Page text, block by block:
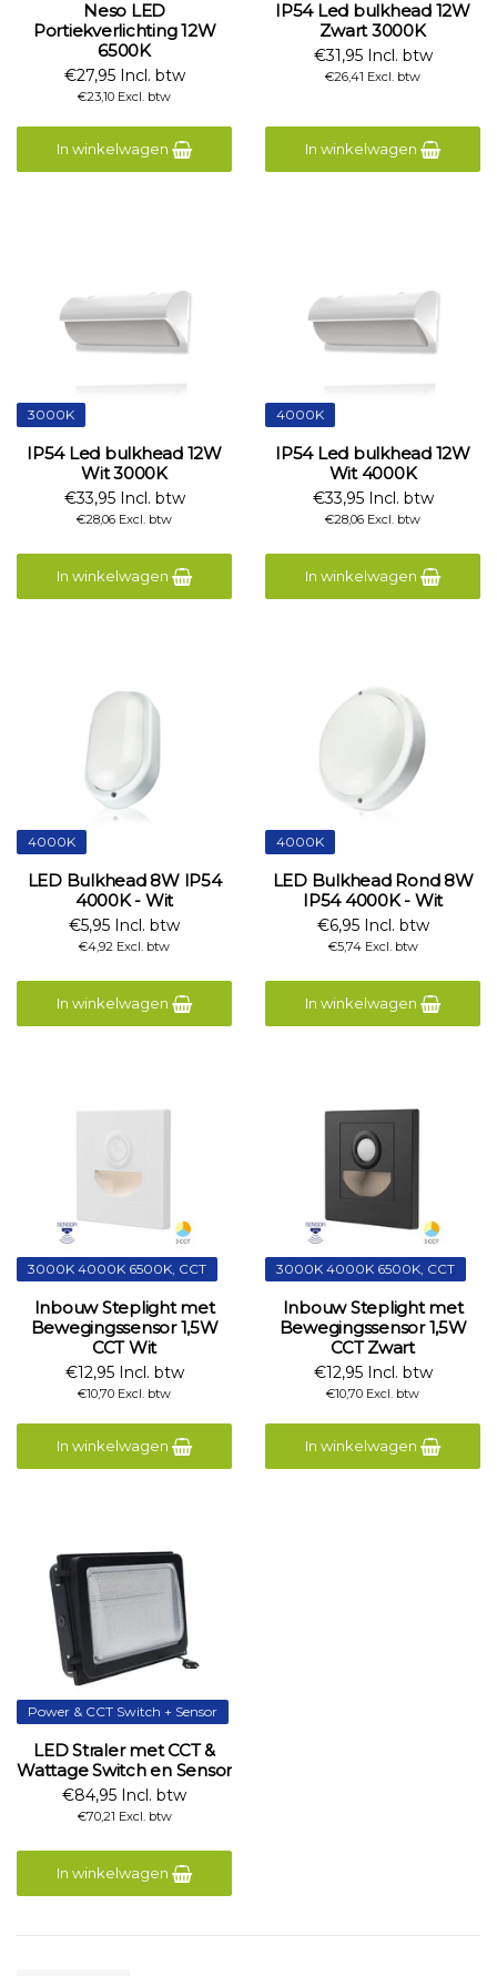
Neso LED
Portiekverlichting 12W
6500K
€27,95 Incl. btw
€23,10 Excl. btw
In winkelwagen
IP54 Led bulkhead 12W
Zwart 3000K
€31,95 Incl. btw
€26,41 Excl. btw
In winkelwagen
3000K
IP54 Led bulkhead 12W
Wit 3000K
€33,95 Incl. btw
€28,06 Excl. btw
In winkelwagen
4000K
IP54 Led bulkhead 12W
Wit 4000K
€33,95 Incl. btw
€28,06 Excl. btw
In winkelwagen
4000K
LED Bulkhead 8W IP54
4000K - Wit
€5,95 Incl. btw
€4,92 Excl. btw
In winkelwagen
4000K
LED Bulkhead Rond 8W
IP54 4000K - Wit
€6,95 Incl. btw
€5,74 Excl. btw
In winkelwagen
3000K 4000K 6500K, CCT
Inbouw Steplight met
Bewegingssensor 1,5W
CCT Wit
€12,95 Incl. btw
€10,70 Excl. btw
In winkelwagen
3000K 4000K 6500K, CCT
Inbouw Steplight met
Bewegingssensor 1,5W
CCT Zwart
€12,95 Incl. btw
€10,70 Excl. btw
In winkelwagen
Power & CCT Switch + Sensor
LED Straler met CCT &
Wattage Switch en Sensor
€84,95 Incl. btw
€70,21 Excl. btw
In winkelwagen